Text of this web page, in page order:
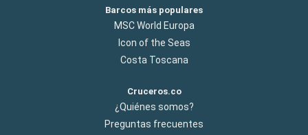
Barcos más populares
MSC World Europa
Icon of the Seas
Costa Toscana
Cruceros.co
¿Quiénes somos?
Preguntas frecuentes